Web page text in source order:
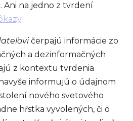
Ani na jedno z tvrdení
.
čerpajú informácie zo
a dezinformačných
z kontextu tvrdenia
informujú o údajnom
nového svetového
hŕstka vyvolených, či o